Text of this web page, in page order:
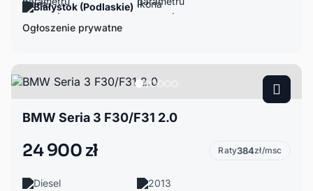
Białystok (Podlaskie)
Ogłoszenie prywatne
BMW Seria 3 F30/F31 2.0
24 900 zł Raty384zł/msc
Diesel
2013